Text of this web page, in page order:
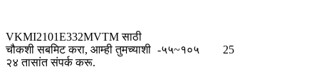
VKMI2101E332MVTM साठी
चौकशी सबमिट करा, आम्ही तुमच्याशी
२४ तासांत संपर्क करू.
-५५~१०५ 25